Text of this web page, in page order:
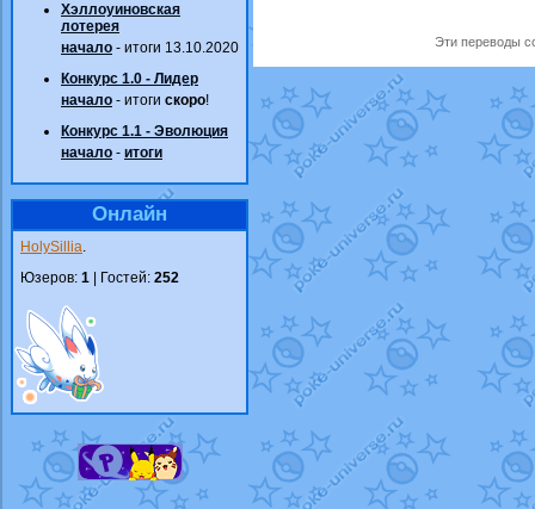
Хэллоуиновская
лотерея
начало - итоги 13.10.2020
Конкурс 1.0 - Лидер
начало - итоги скоро!
Конкурс 1.1 - Эволюция
начало - итоги
Онлайн
HolySillia.
Юзеров: 1 | Гостей: 252
Эти переводы